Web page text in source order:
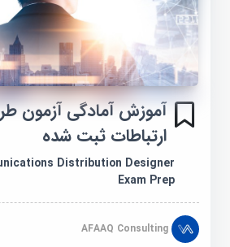
آموزش آمادگی آزمون
ارتباطات ثبت شده
Distribution Designer
Exam Prep
AFAAQ Consulting